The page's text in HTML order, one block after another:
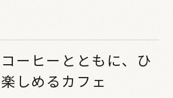
ーヒーとともに、ひ
しめるカフェ